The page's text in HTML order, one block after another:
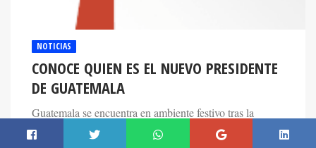
NOTICIAS
CONOCE QUIEN ES EL NUEVO PRESIDENTE
DE GUATEMALA
Guatemala se encuentra en ambiente festivo tras la
elección del nuevo presidente de la